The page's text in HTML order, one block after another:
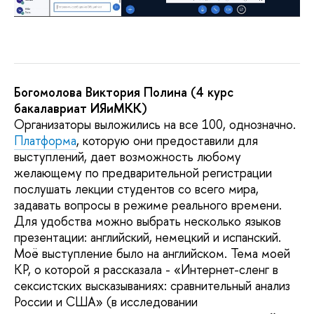
Богомолова Виктория Полина (4 курс
бакалавриат ИЯиМКК)
Организаторы выложились на все 100, однозначно.
Платформа, которую они предоставили для
выступлений, дает возможность любому
желающему по предварительной регистрации
послушать лекции студентов со всего мира,
задавать вопросы в режиме реального времени.
Для удобства можно выбрать несколько языков
презентации: английский, немецкий и испанский.
Моё выступление было на английском. Тема моей
КР, о которой я рассказала - «Интернет-сленг в
сексистских высказываниях: сравнительный анализ
России и США» (в исследовании